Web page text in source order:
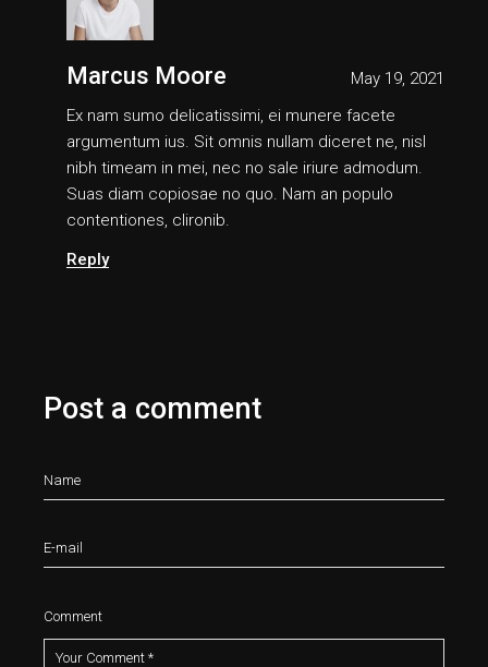
Marcus Moore
May 19, 2021
Ex nam sumo delicatissimi, ei munere facete
argumentum ius. Sit omnis nullam diceret ne, nisl
nibh timeam in mei, nec no sale iriure admodum.
Suas diam copiosae no quo. Nam an populo
contentiones, clironib.
Reply
Post a comment
Comment